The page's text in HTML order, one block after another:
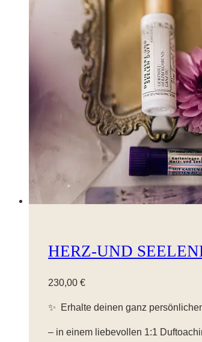
HERZ-UND
230,00 €
✨ Erhalte deinen ganz
– in einem liebevollen 1:1